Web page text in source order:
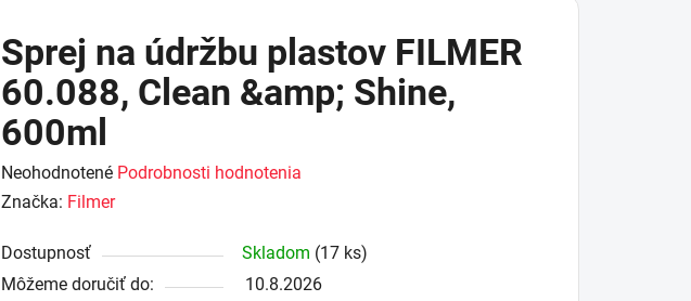
Sprej na údržbu plastov FILMER
60.088, Clean &amp; Shine,
600ml
Priemerné
hodnotenie
je
0,0
Neohodnotené Podrobnosti hodnotenia
Značka: Filmer
Dostupnosť Skladom (17 ks)
Môžeme doručiť do:
10.8.2026